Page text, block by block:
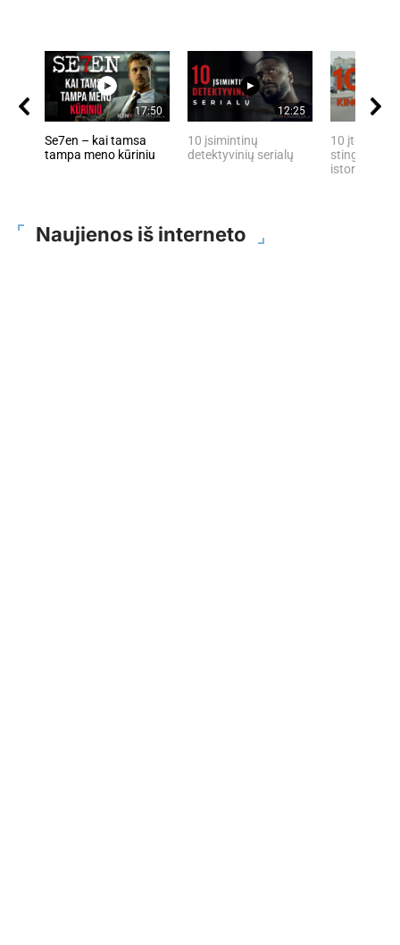
17:50
Se7en – kai tamsa
tampa meno kūriniu
12:25
10 įsimintinų
detektyvinių serialų
10 įtemptų,
stingdančių
istorijų
Naujienos iš interneto